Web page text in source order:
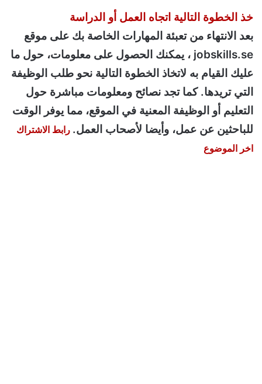
خذ الخطوة التالية اتجاه العمل أو الدراسة
بعد الانتهاء من تعبئة المهارات الخاصة بك على موقع
jobskills.se ، يمكنك الحصول على معلومات، حول ما
عليك القيام به لاتخاذ الخطوة التالية نحو طلب الوظيفة
التي تريدها. كما تجد نصائح ومعلومات مباشرة حول
التعليم أو الوظيفة المعنية في الموقع، مما يوفر الوقت
للباحثين عن عمل، وأيضا لأصحاب العمل. رابط الاشتراك
اخر الموضوع